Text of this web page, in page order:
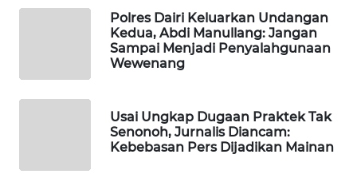
Polres Dairi Keluarkan Undangan
Kedua, Abdi Manullang: Jangan
Sampai Menjadi Penyalahgunaan
Wewenang
Usai Ungkap Dugaan Praktek Tak
Senonoh, Jurnalis Diancam:
Kebebasan Pers Dijadikan Mainan
MARTABAT
WATCH
LPKKI